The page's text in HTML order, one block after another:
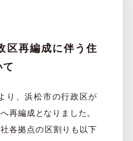
区再編成に伴う住
て
り、浜松市の行政区が
再編成となりました。
各拠点の区割りも以下